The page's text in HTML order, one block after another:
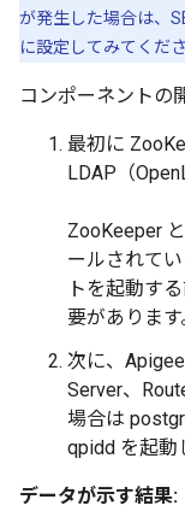
が発生した場合は、
に設定してみてくださ
コンポーネントの
最初に
LDAP（
ZooKeeper
ールされて
トを起動す
要があります
次に、
Server、
場合は
qpidd を起動
データが示す結果: